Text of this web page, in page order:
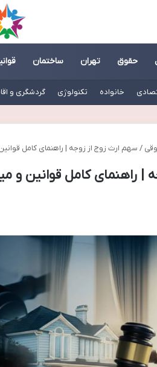
حقوق تهران ساختمان
خانواده تکنولوژی گردشگری و
/ سهم ارث زوج از زوجه | راهنمای کامل
| راهنمای کامل قوانین و